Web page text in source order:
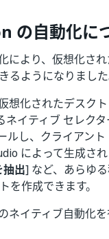
の自動化に
より、仮想化さ
るようになりました
想化されたデスク
ネイティブ セレク
ルし、クライアント
によって生成さ
出] など、あらゆ
を作成できます。
イティブ自動化を